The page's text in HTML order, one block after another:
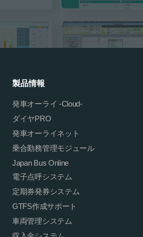
製品情報
発車オーライ -Cloud-
ダイヤPRO
発車オーライネット
乗合勤務管理モジュール
Japan Bus Online
電子点呼システム
定期券発券システム
GTFS作成サポート
車両管理システム